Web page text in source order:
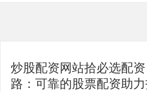
炒股配资网站拾必选配
路：可靠的股票配资助